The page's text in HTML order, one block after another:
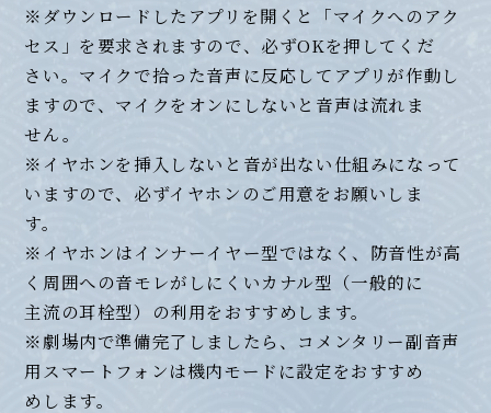
※ダウンロードしたアプリを開くと「マイクへのアク
セス」を要求されますので、必ずOKを押してくだ
さい。マイクで拾った音声に反応してアプリが作動し
ますので、マイクをオンにしないと音声は流れま
せん。
※イヤホンを挿入しないと音が出ない仕組みになって
いますので、必ずイヤホンのご用意をお願いしま
す。
※イヤホンはインナーイヤー型ではなく、防音性が高
く周囲への音モレがしにくいカナル型（一般的に
主流の耳栓型）の利用をおすすめします。
※劇場内で準備完了しましたら、コメンタリー副音声
用スマートフォンは機内モードに設定をおすすめ
めします。